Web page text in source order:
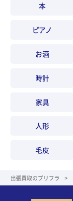
本
ピアノ
お酒
時計
家具
人形
毛皮
出張買取のプリフラ